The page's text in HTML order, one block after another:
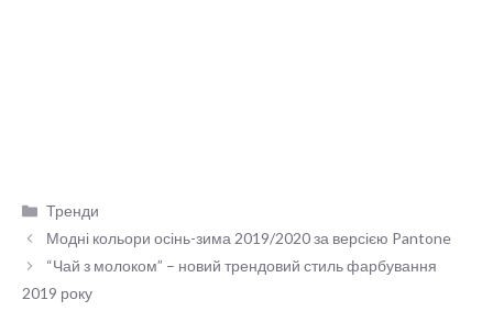
Категорії
Тренди
Модні кольори осінь-зима 2019/2020 за версією Pantone
“Чай з молоком” – новий трендовий стиль фарбування
2019 року